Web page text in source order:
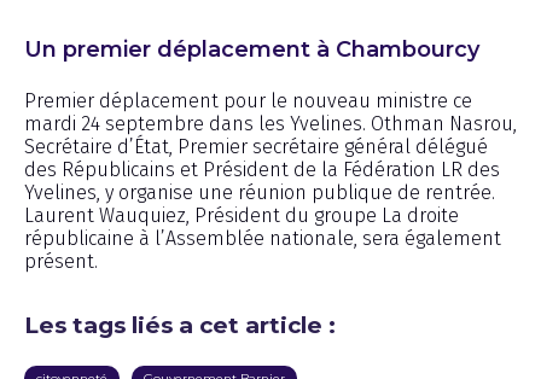
Un premier déplacement à Chambourcy
Premier déplacement pour le nouveau ministre ce
mardi 24 septembre dans les Yvelines. Othman Nasrou,
Secrétaire d’État, Premier secrétaire général délégué
des Républicains et Président de la Fédération LR des
Yvelines, y organise une réunion publique de rentrée.
Laurent Wauquiez, Président du groupe La droite
républicaine à l’Assemblée nationale, sera également
présent.
Les tags liés a cet article :